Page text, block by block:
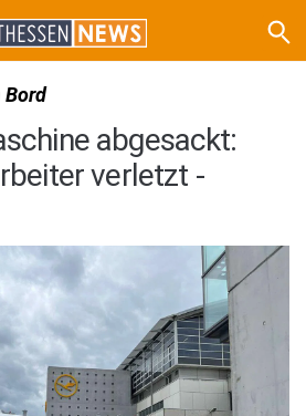
Bord
abgesackt:
verletzt -